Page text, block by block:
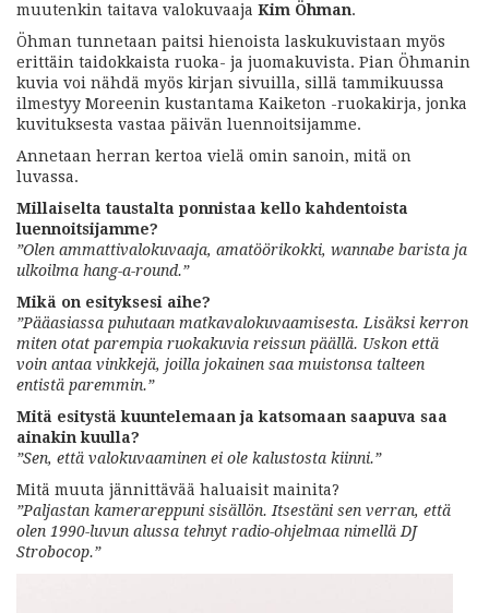
muutenkin taitava valokuvaaja Kim Öhman.
Öhman tunnetaan paitsi hienoista laskukuvistaan myös
erittäin taidokkaista ruoka- ja juomakuvista. Pian Öhmanin
kuvia voi nähdä myös kirjan sivuilla, sillä tammikuussa
ilmestyy Moreenin kustantama Kaiketon -ruokakirja, jonka
kuvituksesta vastaa päivän luennoitsijamme.
Annetaan herran kertoa vielä omin sanoin, mitä on
luvassa.
Millaiselta taustalta ponnistaa kello kahdentoista
luennoitsijamme?
”Olen ammattivalokuvaaja, amatöörikokki, wannabe barista ja
ulkoilma hang-a-round.”
Mikä on esityksesi aihe?
”Pääasiassa puhutaan matkavalokuvaamisesta. Lisäksi kerron
miten otat parempia ruokakuvia reissun päällä. Uskon että
voin antaa vinkkejä, joilla jokainen saa muistonsa talteen
entistä paremmin.”
Mitä esitystä kuuntelemaan ja katsomaan saapuva saa
ainakin kuulla?
”Sen, että valokuvaaminen ei ole kalustosta kiinni.”
Mitä muuta jännittävää haluaisit mainita?
”Paljastan kamerareppuni sisällön. Itsestäni sen verran, että
olen 1990-luvun alussa tehnyt radio-ohjelmaa nimellä DJ
Strobocop.”